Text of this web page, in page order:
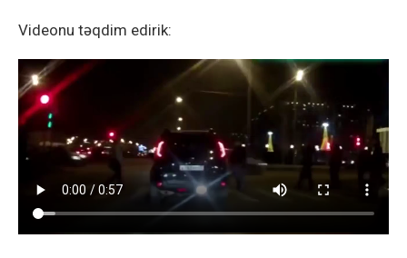
Videonu təqdim edirik: